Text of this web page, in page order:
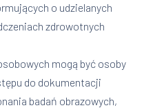
o udzielanych
zdrowotnych
mogą być osoby
do dokumentacji
badań obrazowych,